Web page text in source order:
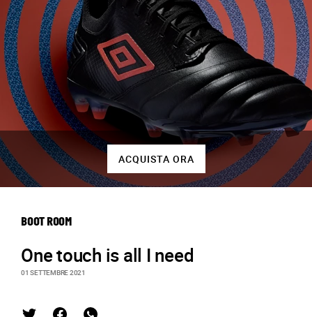
ACQUISTA ORA
BOOT ROOM
One touch is all I need
01 SETTEMBRE 2021